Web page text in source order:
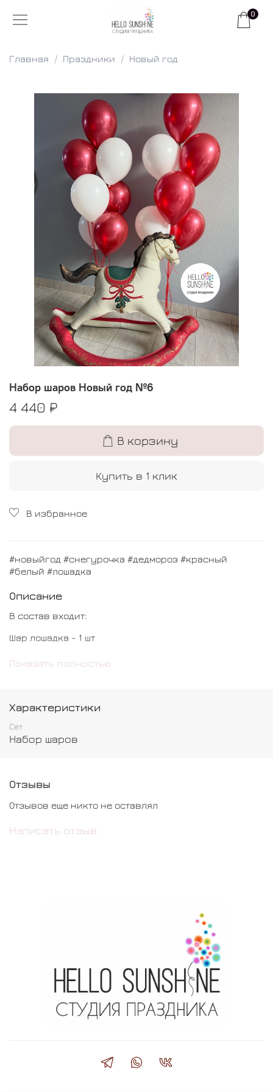
0
Главная Праздники Новый год
Набор шаров Новый год №6
4 440 ₽
В корзину
Купить в 1 клик
В избранное
#новыйгод #снегурочка #дедмороз #красный
#белый #лошадка
Описание
В состав входит:
Шар лошадка - 1 шт
Шар обычный - 14 шт
Показать полностью
Характеристики
Сет
Набор шаров
Отзывы
Отзывов еще никто не оставлял
Написать отзыв